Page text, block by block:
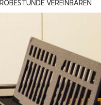
VEREINBAREN